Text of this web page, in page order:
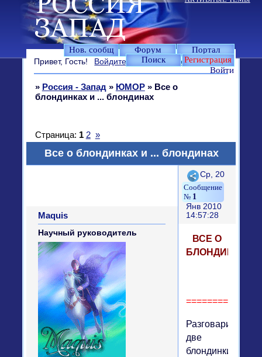
Нов. сообщ Форум
Портал
Поиск
Регистрация
Войти
Привет, Гость! Войдите илизарегистрируйтесь.
» Россия - Запад » ЮМОР » Все о
блондинках и ... блондинах
Все о блондинках и ... блондинах
Страница: 1 2 »
Поделиться
1
Ср, 20
Янв 2010
14:57:28
Maquis
Научный руководитель
ВСЕ О
БЛОНДИНКАХ
Разговаривают
две
блондинки: